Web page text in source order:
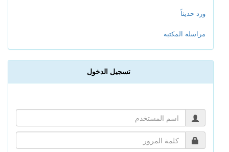
ورد حديثاً
مراسلة المكتبة
تسجيل الدخول